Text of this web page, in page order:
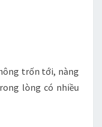
trốn tới, nàng
lòng có nhiều